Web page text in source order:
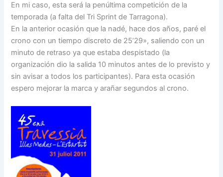
En mi caso, esta será la penúltima competición de la
temporada (a falta del Tri Sprint de Tarragona).
En la anterior ocasión que la nadé, hace dos años, paré el
crono con un tiempo discreto de 25’29», saliendo con un
minuto de retraso ya que estaba despistado (la
organización dio la salida 10 minutos antes de lo previsto y
sin avisar a todos los participantes). Para esta ocasión
espero mejorar la marca y arañar segundos al crono.